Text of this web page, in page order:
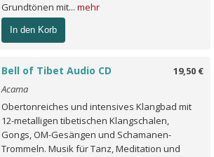
Grundtönen mit... mehr
In den Korb
19,50 €
Bell of Tibet Audio CD
Acama
Obertonreiches und intensives Klangbad mit
12-metalligen tibetischen Klangschalen,
Gongs, OM-Gesängen und Schamanen-
Trommeln. Musik für Tanz, Meditation und